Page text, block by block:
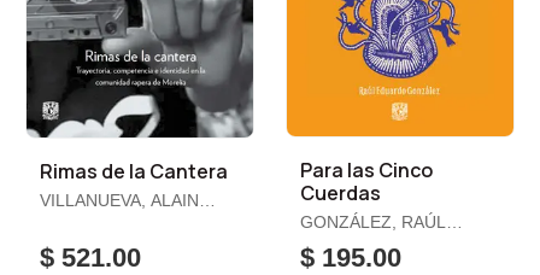
Rimas de la Cantera
VILLANUEVA, ALAIN
$ 521.00
Para las Cinco
Cuerdas
GONZÁLEZ, RAÚL
EDUARDO
$ 195.00